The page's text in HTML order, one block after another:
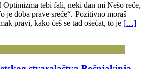
tebi fali, neki dan mi Nešo reče,
je doba prave sreće“. Pozitivno moraš
pravi, kako ćeš se tad ośećat, to je […]